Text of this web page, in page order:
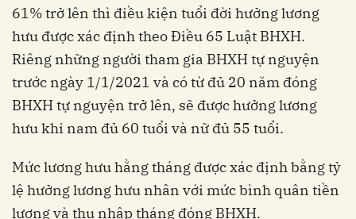
61% trở lên thì điều kiện tuổi đời hưởng lương
hưu được xác định theo Điều 65 Luật BHXH.
Riêng những người tham gia BHXH tự nguyện
trước ngày 1/1/2021 và có từ đủ 20 năm đóng
BHXH tự nguyện trở lên, sẽ được hưởng lương
hưu khi nam đủ 60 tuổi và nữ đủ 55 tuổi.
Mức lương hưu hằng tháng được xác định bằng tỷ
lệ hưởng lương hưu nhân với mức bình quân tiền
lương và thu nhập tháng đóng BHXH.